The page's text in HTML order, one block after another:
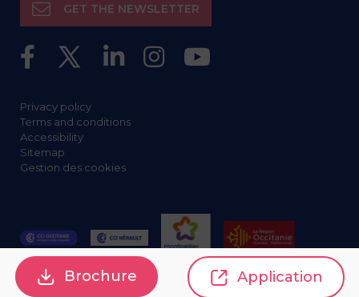
GET THE NEWSLETTER
Privacy policy
Terms and conditions
Accessibility
Sitemap
Gestion des cookies
Brochure Application